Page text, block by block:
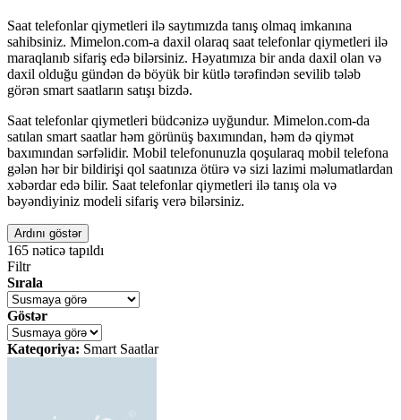
Saat telefonlar qiymetleri ilə saytımızda tanış olmaq imkanına
sahibsiniz. Mimelon.com-a daxil olaraq saat telefonlar qiymetleri ilə
maraqlanıb sifariş edə bilərsiniz. Həyatımıza bir anda daxil olan və
daxil olduğu gündən də böyük bir kütlə tərəfindən sevilib tələb
görən smart saatların satışı bizdə.
Saat telefonlar qiymetleri büdcənizə uyğundur. Mimelon.com-da
satılan smart saatlar həm görünüş baxımından, həm də qiymət
baxımından sərfəlidir. Mobil telefonunuzla qoşularaq mobil telefona
gələn hər bir bildirişi qol saatınıza ötürə və sizi lazimi məlumatlardan
xəbərdar edə bilir. Saat telefonlar qiymetleri ilə tanış ola və
bəyəndiyiniz modeli sifariş verə bilərsiniz.
Ardını göstər
165 nəticə tapıldı
Filtr
Sırala
Göstər
Kateqoriya: Smart Saatlar